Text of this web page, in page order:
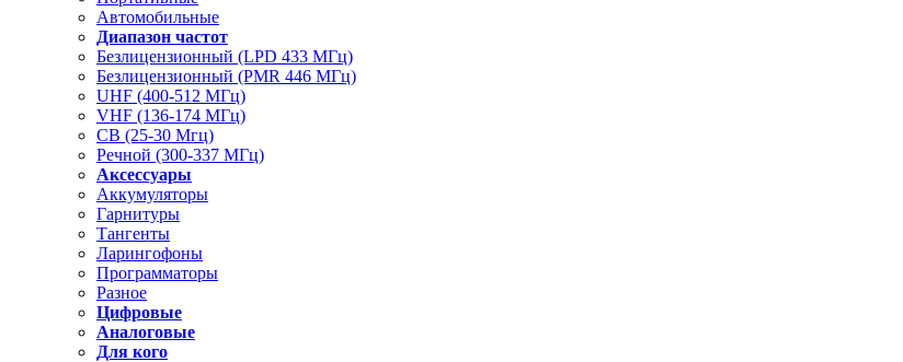
Автомобильные
Диапазон частот
Безлицензионный (LPD 433 МГц)
Безлицензионный (PMR 446 МГц)
UHF (400-512 МГц)
VHF (136-174 МГц)
CB (25-30 Мгц)
Речной (300-337 МГц)
Аксессуары
Аккумуляторы
Гарнитуры
Тангенты
Ларингофоны
Программаторы
Разное
Цифровые
Аналоговые
Для кого